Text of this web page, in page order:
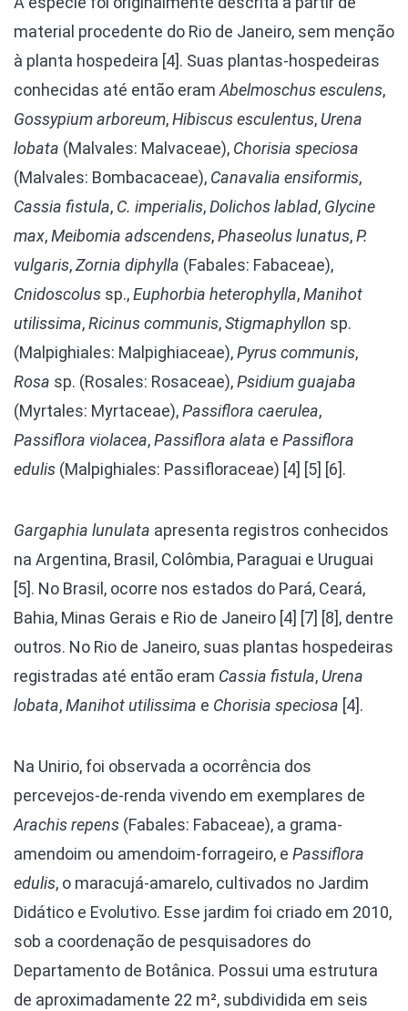
material procedente do Rio de Janeiro, sem menção
à planta hospedeira [4]. Suas plantas-hospedeiras
conhecidas até então eram Abelmoschus esculens,
Gossypium arboreum,Hibiscus esculentus, Urena
lobata (Malvales: Malvaceae), Chorisia speciosa
(Malvales: Bombacaceae), Canavalia ensiformis,
Cassia fistula, C. imperialis,Dolichos lablad, Glycine
max,Meibomia adscendens,Phaseolus lunatus,P.
vulgaris,Zornia diphylla (Fabales: Fabaceae),
Cnidoscolus sp.,Euphorbia heterophylla,Manihot
utilissima,Ricinus communis,Stigmaphyllon sp.
(Malpighiales: Malpighiaceae),Pyrus communis,
Rosa sp. (Rosales: Rosaceae),Psidium guajaba
(Myrtales: Myrtaceae),Passiflora caerulea,
Passiflora violacea,Passiflora alata e Passiflora
edulis (Malpighiales: Passifloraceae) [4] [5] [6].
Gargaphia lunulata apresenta registros conhecidos
na Argentina, Brasil, Colômbia, Paraguai e Uruguai
[5]. No Brasil, ocorre nos estados do Pará, Ceará,
Bahia, Minas Gerais e Rio de Janeiro [4] [7] [8], dentre
outros. No Rio de Janeiro, suas plantas hospedeiras
registradas até então eram Cassia fistula, Urena
lobata,Manihot utilissima e Chorisia speciosa [4].
Na Unirio, foi observada a ocorrência dos
percevejos-de-renda vivendo em exemplares de
Arachis repens (Fabales: Fabaceae), a grama-
amendoim ou amendoim-forrageiro, e Passiflora
edulis, o maracujá-amarelo, cultivados no Jardim
Didático e Evolutivo. Esse jardim foi criado em 2010,
sob a coordenação de pesquisadores do
Departamento de Botânica. Possui uma estrutura
de aproximadamente 22 m², subdividida em seis